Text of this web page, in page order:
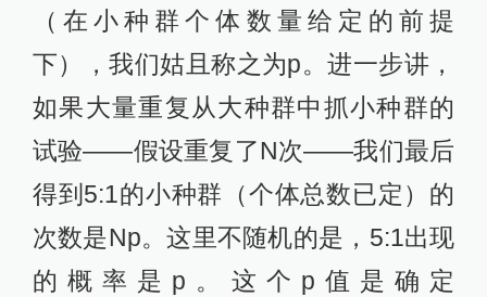
（在小种群个体数量给定的前提
下），我们姑且称之为p。进一步讲，
如果大量重复从大种群中抓小种群的
试验——假设重复了N次——我们最后
得到5:1的小种群（个体总数已定）的
次数是Np。这里不随机的是，5:1出现
的概率是p。这个p值是确定